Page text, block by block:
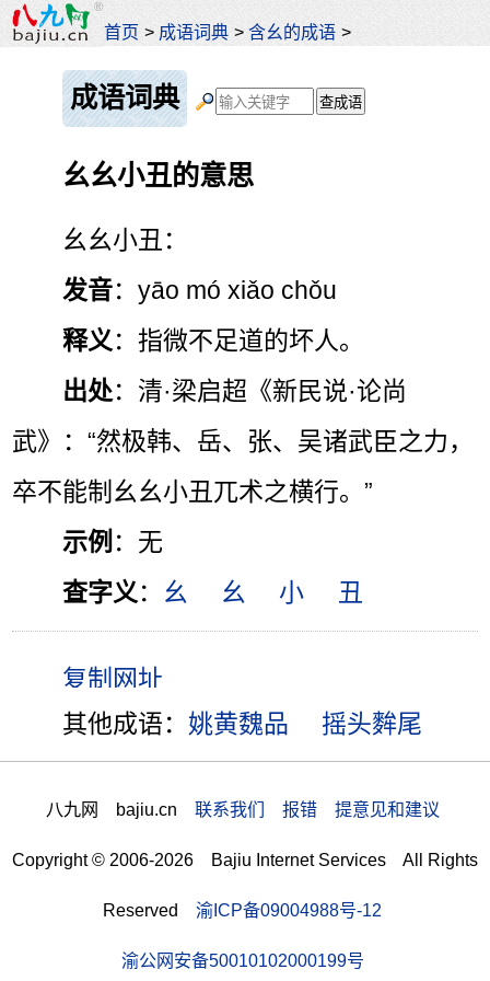
首页 > 成语词典 >含幺的成语 >
成语词典
幺幺小丑的意思
幺幺小丑：
发音：yāo mó xiǎo chǒu
释义 ：指微不足道的坏人。
出处：清·梁启超《新民说·论尚
武》：“然极韩、岳、张、吴诸武臣之力，
卒不能制幺幺小丑兀术之横行。”
示例 ：无
查字义 ： 幺 幺 小 丑
其他成语： 姚黄魏品 摇头麰尾
八九网 bajiu.cn 联系我们 报错 提意见和建议
Copyright © 2006-2026 Bajiu Internet Services All Rights
Reserved 渝ICP备09004988号-12
渝公网安备50010102000199号